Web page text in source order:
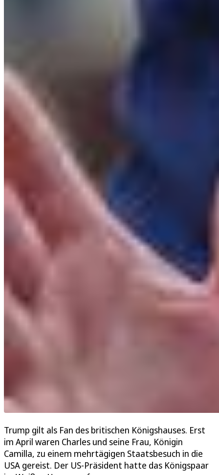
Trump gilt als Fan des britischen Königshauses. Erst
im April waren Charles und seine Frau, Königin
Camilla, zu einem mehrtägigen Staatsbesuch in die
USA gereist. Der US-Präsident hatte das Königspaar